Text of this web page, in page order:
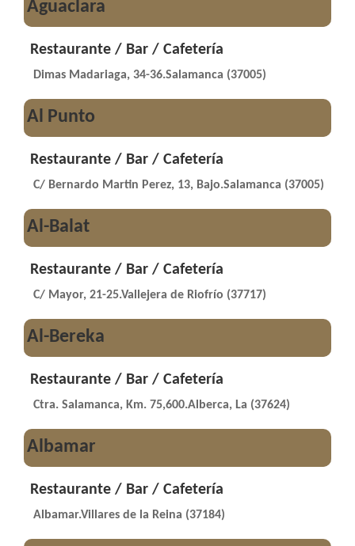
Aguaclara
Restaurante / Bar / Cafetería
Dimas Madariaga, 34-36.Salamanca (37005)
Al Punto
Restaurante / Bar / Cafetería
C/ Bernardo Martin Perez, 13, Bajo.Salamanca (37005)
Al-Balat
Restaurante / Bar / Cafetería
C/ Mayor, 21-25.Vallejera de Riofrío (37717)
Al-Bereka
Restaurante / Bar / Cafetería
Ctra. Salamanca, Km. 75,600.Alberca, La (37624)
Albamar
Restaurante / Bar / Cafetería
Albamar.Villares de la Reina (37184)